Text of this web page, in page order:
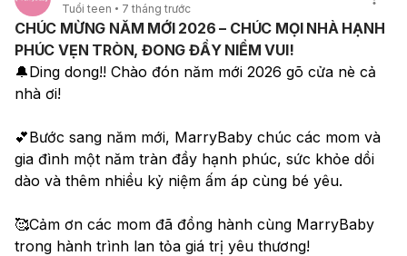
Tuổi teen
7 tháng trước
CHÚC MỪNG NĂM MỚI 2026 – CHÚC MỌI NHÀ HẠNH
PHÚC VẸN TRÒN, ĐONG ĐẦY NIỀM VUI!
🔔Ding dong!! Chào đón năm mới 2026 gõ cửa nè cả
nhà ơi!
💕Bước sang năm mới, MarryBaby chúc các mom và
gia đình một năm tràn đầy hạnh phúc, sức khỏe dồi
dào và thêm nhiều kỷ niệm ấm áp cùng bé yêu.
🥰Cảm ơn các mom đã đồng hành cùng MarryBaby
trong hành trình lan tỏa giá trị yêu thương!